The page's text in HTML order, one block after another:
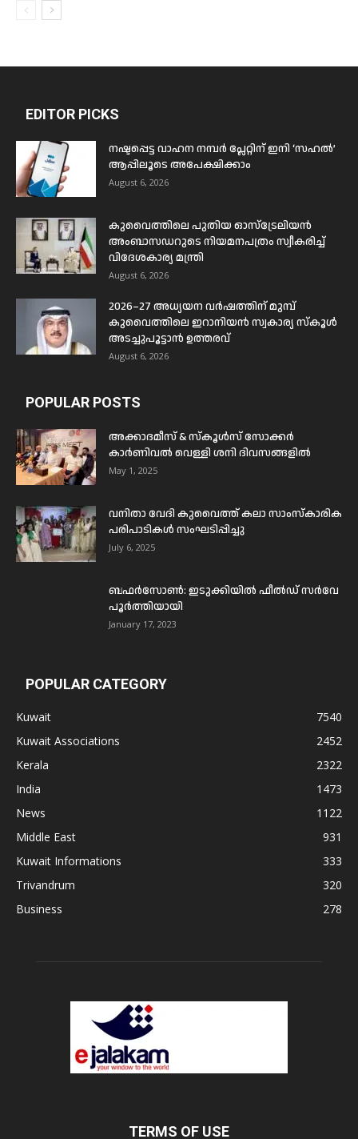
EDITOR PICKS
നഷ്ടപ്പെട്ട വാഹന നമ്പർ പ്ലേറ്റിന് ഇനി ‘സഹൽ’
ആപ്പിലൂടെ അപേക്ഷിക്കാം
August 6, 2026
കുവൈത്തിലെ പുതിയ ഓസ്ട്രേലിയൻ
അംബാസഡറുടെ നിയമനപത്രം സ്വീകരിച്ച്
വിദേശകാര്യ മന്ത്രി
August 6, 2026
2026–27 അധ്യയന വർഷത്തിന് മുമ്പ്
കുവൈത്തിലെ ഇറാനിയൻ സ്വകാര്യ സ്കൂൾ
അടച്ചുപൂട്ടാൻ ഉത്തരവ്
August 6, 2026
POPULAR POSTS
അക്കാദമീസ് & സ്കൂൾസ് സോക്കർ
കാർണിവൽ വെള്ളി ശനി ദിവസങ്ങളിൽ
May 1, 2025
വനിതാ വേദി കുവൈത്ത് കലാ സാംസ്കാരിക
പരിപാടികൾ സംഘടിപ്പിച്ചു
July 6, 2025
ബഫര്‍സോണ്‍: ഇടുക്കിയില്‍ ഫീല്‍ഡ് സര്‍വേ
പൂര്‍ത്തിയായി
January 17, 2023
POPULAR CATEGORY
Kuwait
7540
Kuwait Associations
2452
Kerala
2322
India
1473
News
1122
Middle East
931
Kuwait Informations
333
Trivandrum
320
Business
278
TERMS OF USE